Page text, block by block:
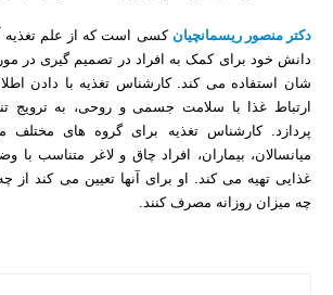
دکتر منصور ریسمانچیان کسی است که از علم تغذیه
دانش خود برای کمک به افراد در تصمیم گیری در
شان استفاده می کند. کارشناس تغذیه با دادن
ارتباط غذا با سلامت جسمی و روحی، به ترویج
پردازد. کارشناس تغذیه برای گروه های مختلف
میانسالان، بیماران، افراد چاق و لاغر متناسب با
غذایی تهیه می کند. او برای آنها تعیین می کند از
چه میزان روزانه مصرف کنند.